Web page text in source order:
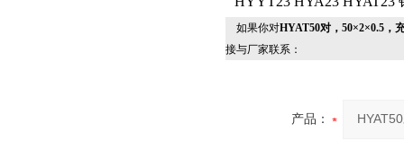
如果你对HYAT50对，50×2×0.5，
接与厂家联系：
产品：